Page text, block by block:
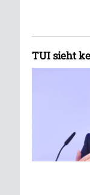
TUI sieht